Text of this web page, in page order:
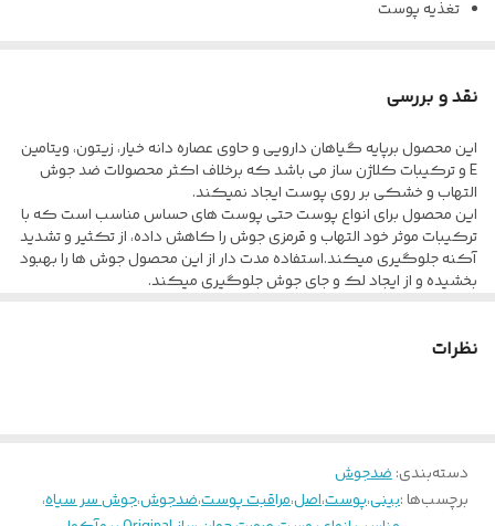
تغذیه پوست
ضد التهاب و مناسب انواع پوست
نقد و بررسی
این محصول برپایه گیاهان دارویی و حاوی عصاره دانه خیار، زیتون، ویتامین
E و ترکیبات کلاژن ساز می باشد که برخلاف اکثر محصولات ضد جوش
التهاب و خشکی بر روی پوست ایجاد نمیکند.
این محصول برای انواع پوست حتی پوست های حساس مناسب است که با
ترکیبات موثر خود التهاب و قرمزی جوش را کاهش داده، از تکثیر و تشدید
آکنه جلوگیری میکند.استفاده مدت دار از این محصول جوش ها را بهبود
بخشیده و از ایجاد لک و جای جوش جلوگیری میکند.
نظرات
دسته‌بندی:ضدجوش
برچسب‌ها :بینی،پوست،اصل،مراقبت پوست،ضدجوش،جوش سر سیاه،